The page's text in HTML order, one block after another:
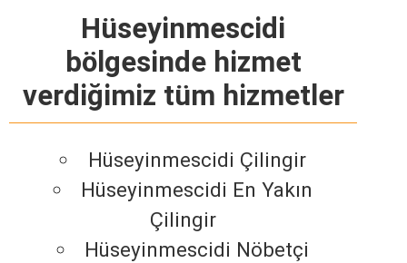
Hüseyinmescidi
bölgesinde hizmet
verdiğimiz tüm hizmetler
Hüseyinmescidi Çilingir
Hüseyinmescidi En Yakın
Çilingir
Hüseyinmescidi Nöbetçi